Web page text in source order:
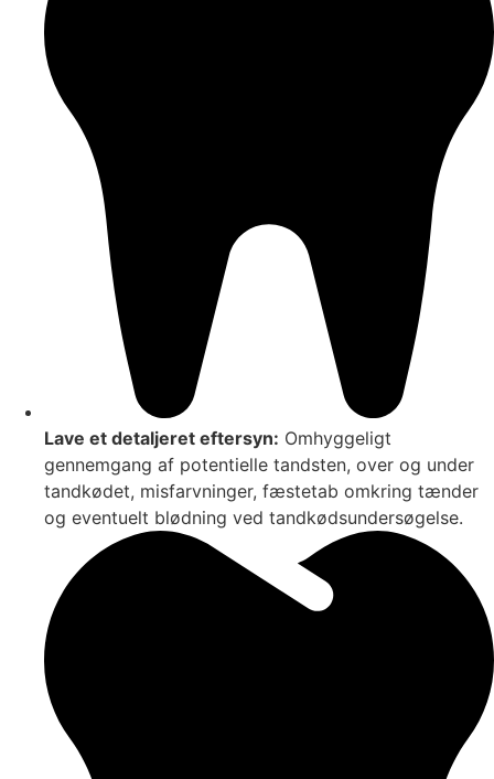
Lave et detaljeret eftersyn: Omhyggeligt
gennemgang af potentielle tandsten, over og under
tandkødet, misfarvninger, fæstetab omkring tænder
og eventuelt blødning ved tandkødsundersøgelse.